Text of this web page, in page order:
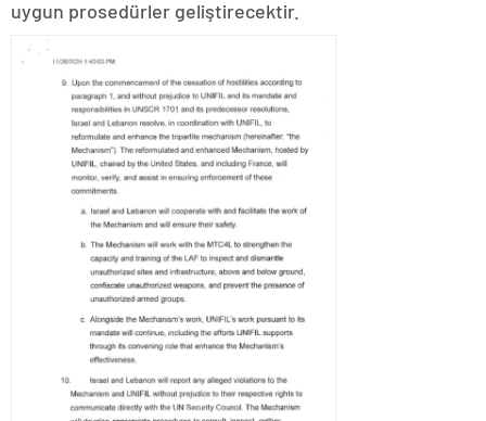
uygun prosedürler geliştirecektir.